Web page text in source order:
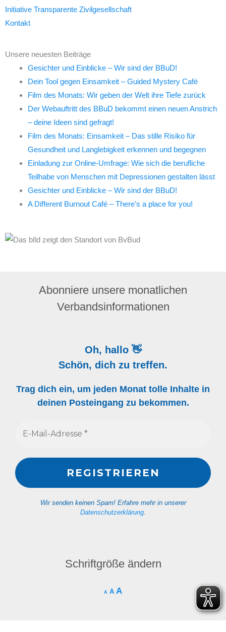
Initiative Transparente Zivilgesellschaft
Kontakt
Unsere neuesten Beiträge
Gesichter und Einblicke – Wir sind der BBuD!
Dein Tool gegen Einsamkeit – Guided Mystery Café
Film des Monats: Wir geben der Welt ihre Tiefe zurück
Der Webauftritt des BBuD bekommt einen neuen Anstrich
– deine Ideen sind gefragt!
Film des Monats: Einsamkeit – Das stille Risiko für
Gesundheit und Langlebigkeit erkennen und begegnen
Einladung zur Online-Umfrage: Wie sich die berufliche
Teilhabe von Menschen mit Depressionen gestalten lässt
Gesichter und Einblicke – Wir sind der BBuD!
A Different Burnout Café – There’s a place for you!
Abonniere unsere monatlichen
Verbandsinformationen
Oh, hallo 👋
Schön, dich zu treffen.
Trag dich ein, um jeden Monat tolle Inhalte in
deinen Posteingang zu bekommen.
Wir senden keinen Spam! Erfahre mehr in unserer
Datenschutzerklärung
Schriftgröße ändern
A A A